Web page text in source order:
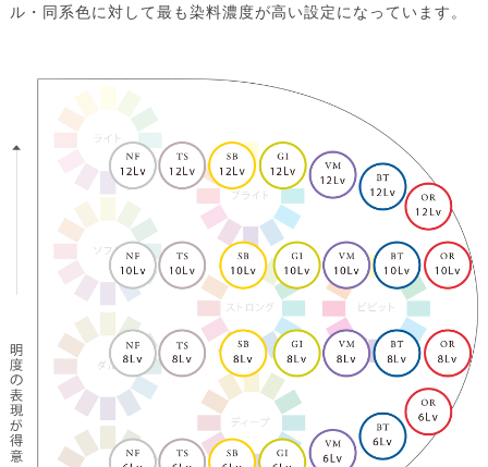
ル・同系色に対して最も染料濃度が高い設定になっています。